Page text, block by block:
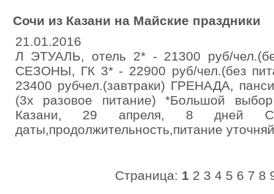
Сочи из Казани на Майские праздники
21.01.2016
Л ЭТУАЛЬ, отель 2* - 21300 руб/
СЕЗОНЫ, ГК 3* - 22900 руб/чел.(без
23400 рубчел.(завтраки) ГРЕНАДА,
(3х разовое питание) *Большой
Казани, 29 апреля, 8 дней
даты,продолжительность,питание
Страница: 1 2 3 4 5 6 7 8